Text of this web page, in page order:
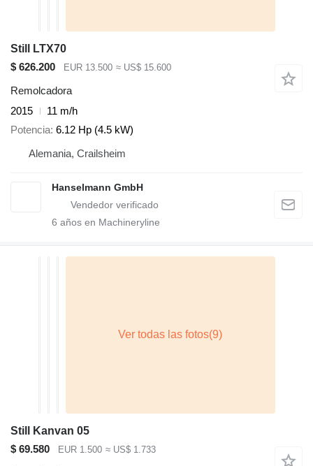
Still LTX70
$ 626.200
EUR 13.500 ≈ US$ 15.600
Remolcadora
2015
11 m/h
Potencia 6.12 Hp (4.5 kW)
Alemania, Crailsheim
Hanselmann GmbH
6 años en Machineryline
Still Kanvan 05
$ 69.580
EUR 1.500 ≈ US$ 1.733